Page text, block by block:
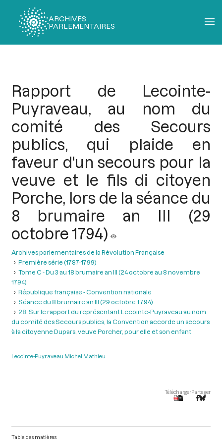
ARCHIVES
PARLEMENTAIRES
Rapport de Lecointe-
Puyraveau, au nom du
comité des Secours
publics, qui plaide en
faveur d'un secours pour la
veuve et le fils di citoyen
Porche, lors de la séance du
8 brumaire an III (29
octobre 1794)
Archives parlementaires de la Révolution Française
Première série (1787-1799)
Tome C - Du 3 au 18 brumaire an III (24 octobre au 8 novembre
1794)
République française - Convention nationale
Séance du 8 brumaire an III (29 octobre 1 794)
28. Sur le rapport du représentant Lecointe-Puyraveau au nom
du comité des Secours publics, la Convention accorde un secours
à la citoyenne Dupars, veuve Porcher, pour elle et son enfant
Lecointe-Puyraveau Michel Mathieu
TéléchargerPartager
Table des matières